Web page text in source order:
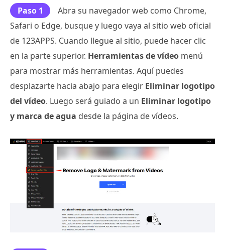
Paso 1
Abra su navegador web como Chrome,
Safari o Edge, busque y luego vaya al sitio web oficial
de 123APPS. Cuando llegue al sitio, puede hacer clic
en la parte superior. Herramientas de vídeo menú
para mostrar más herramientas. Aquí puedes
desplazarte hacia abajo para elegir Eliminar logotipo
del vídeo. Luego será guiado a un Eliminar logotipo
y marca de agua desde la página de vídeos.